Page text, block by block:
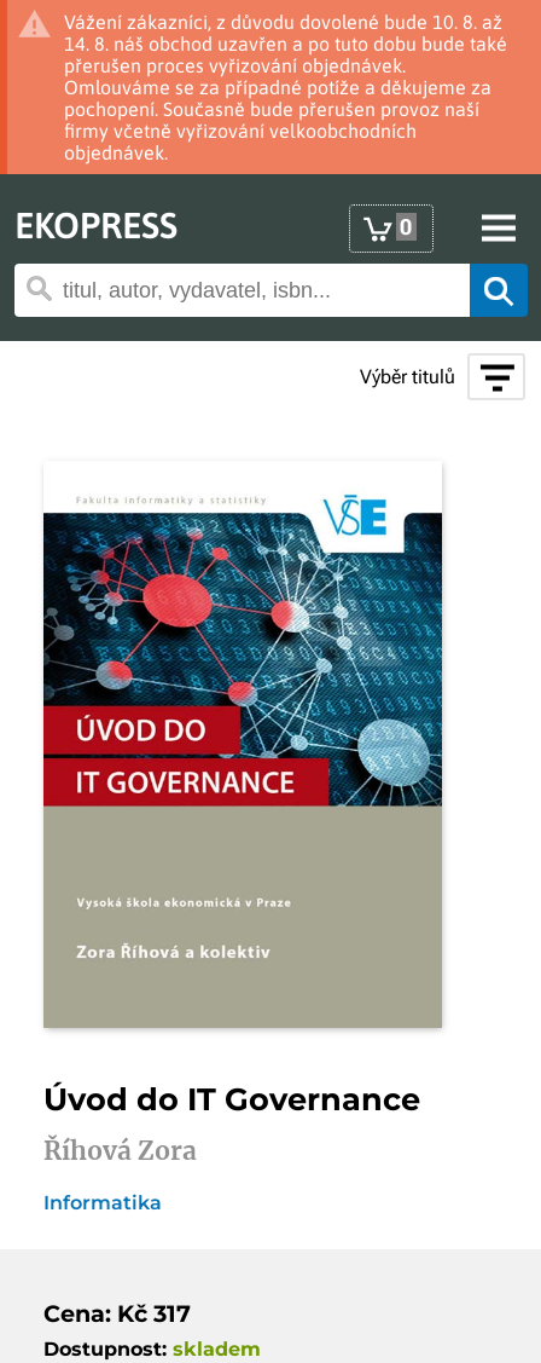
Vážení zákazníci, z důvodu dovolené bude 10. 8. až
14. 8. náš obchod uzavřen a po tuto dobu bude také
přerušen proces vyřizování objednávek.
Omlouváme se za případné potíže a děkujeme za
pochopení. Současně bude přerušen provoz naší
firmy včetně vyřizování velkoobchodních
objednávek.
EKOPRESS 0
Výběr titulů
Úvod do IT Governance
Říhová Zora
Informatika
Cena: Kč 317
Dostupnost: skladem